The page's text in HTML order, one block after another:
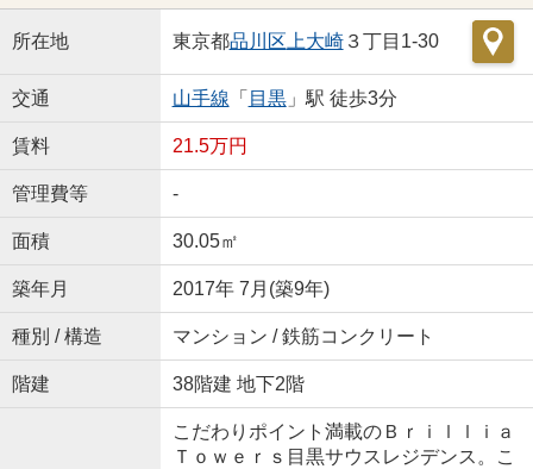
所在地 東京都品川区 上大崎３丁目1-30
交通 山手線 「 目黒」駅 徒歩3分
賃料 21.5万円
管理費等 -
面積 30.05㎡
築年月 2017年 7月(築9年)
種別 / 構造 マンション / 鉄筋コンクリート
階建 38階建 地下2階
こだわりポイント満載のＢｒｉｌｌｉａ
Ｔｏｗｅｒｓ目黒サウスレジデンス。こ